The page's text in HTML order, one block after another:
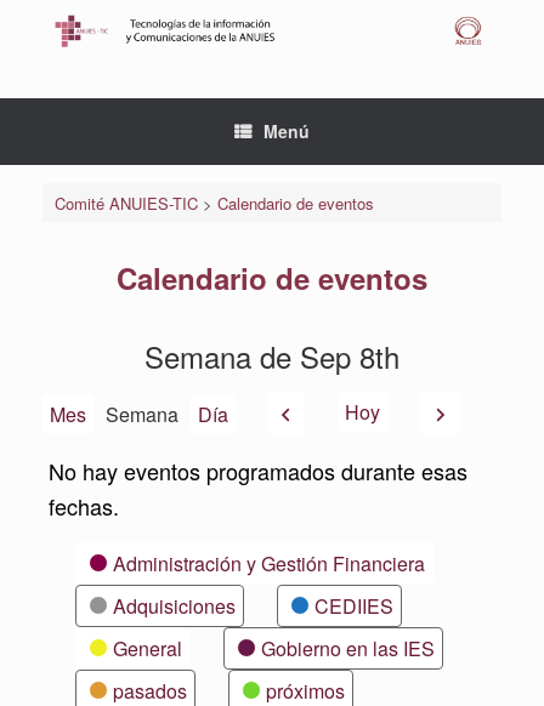
Menú
Comité ANUIES-TIC> Calendario de eventos
Calendario de eventos
Semana de Sep 8th
Mes Semana Día AnteriorHoy Siguiente
No hay eventos programados durante esas
fechas.
CategoríasAdministración y Gestión Financiera
Adquisiciones
CEDIIES
General
Gobierno en las IES
pasados
próximos